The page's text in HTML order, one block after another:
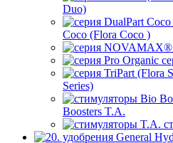
Duo)
Coco (Flora Coco )
Series)
Boosters T.A.